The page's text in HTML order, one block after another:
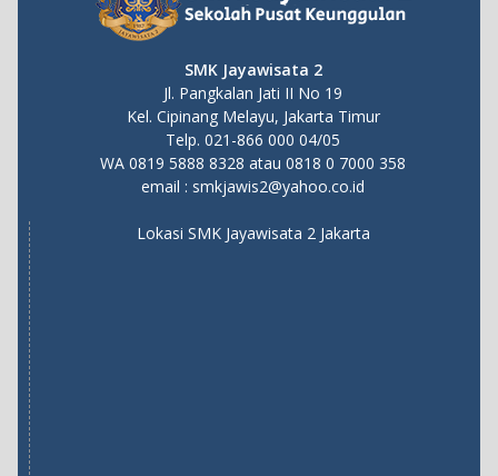
SMK Jayawisata 2
Jl. Pangkalan Jati II No 19
Kel. Cipinang Melayu, Jakarta Timur
Telp. 021-866 000 04/05
WA0819 5888 8328 atau0818 0 7000 358
email : smkjawis2@yahoo.co.id
Lokasi SMK Jayawisata 2 Jakarta